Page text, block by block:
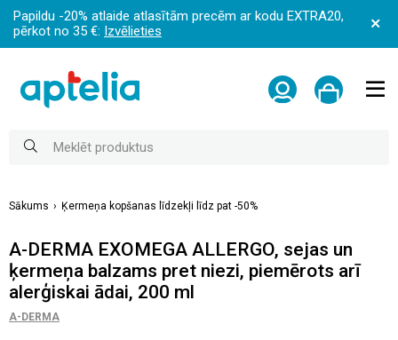
Papildu -20% atlaide atlasītām precēm ar kodu EXTRA20,
pērkot no 35 €: Izvēlieties
Sākums Ķermeņa kopšanas līdzekļi līdz pat -50%
A-DERMA EXOMEGA ALLERGO, sejas un
ķermeņa balzams pret niezi, piemērots arī
alerģiskai ādai, 200 ml
A-DERMA